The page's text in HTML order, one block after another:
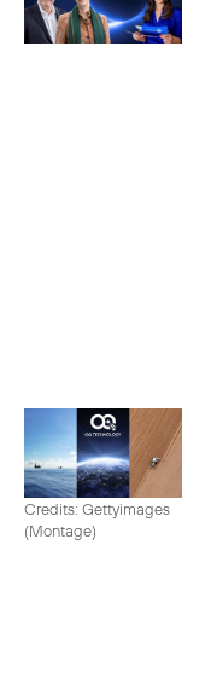
Credits: Gettyimages
(Montage)